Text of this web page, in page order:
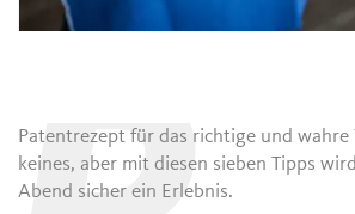
Patentrezept für das richtige und wahre
keines, aber mit diesen sieben Tipps
Abend sicher ein Erlebnis.